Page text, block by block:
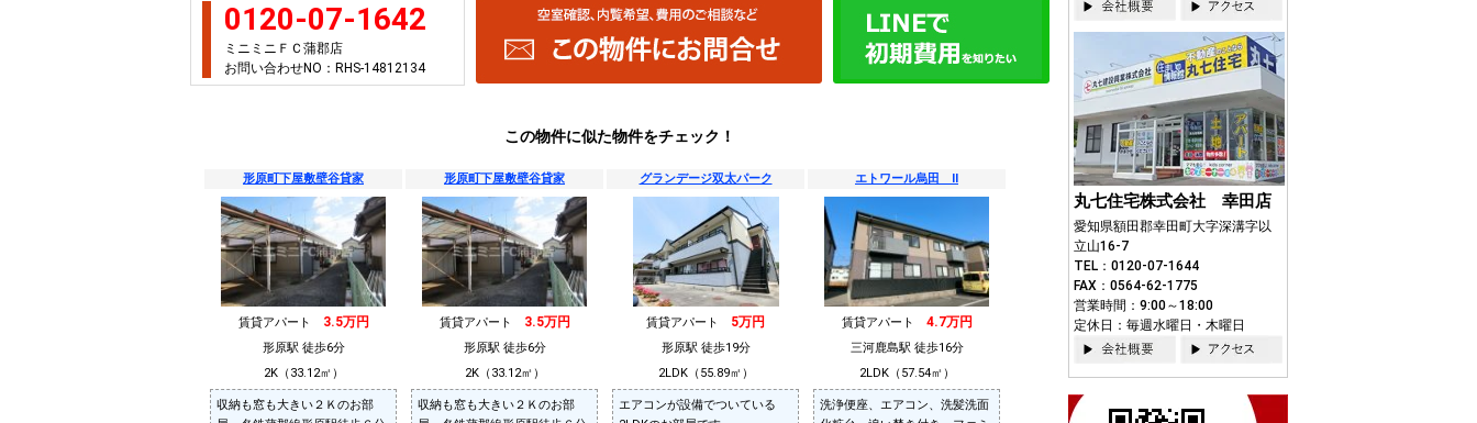
0120-07-1642
ミニミニＦＣ蒲郡店
お問い合わせNO：RHS-14812134
この物件に似た物件をチェック！
形原町下屋敷壁谷貸家
賃貸アパート 3.5万円
形原駅 徒歩6分
2K（33.12㎡）
収納も窓も大きい２Ｋのお部
形原町下屋敷壁谷貸家
賃貸アパート 3.5万円
形原駅 徒歩6分
2K（33.12㎡）
収納も窓も大きい２Ｋのお部
グランデージ双太パーク
賃貸アパート 5万円
形原駅 徒歩19分
2LDK（55.89㎡）
エアコンが設備でついている
エトワール烏田 II
賃貸アパート 4.7万円
三河鹿島駅 徒歩16分
2LDK（57.54㎡）
洗浄便座、エアコン、洗髪洗面
丸七住宅株式会社 幸田店
愛知県額田郡幸田町大字深溝字以
立山16-7
TEL：0120-07-1644
FAX：0564-62-1775
営業時間：9:00～18:00
定休日：毎週水曜日・木曜日